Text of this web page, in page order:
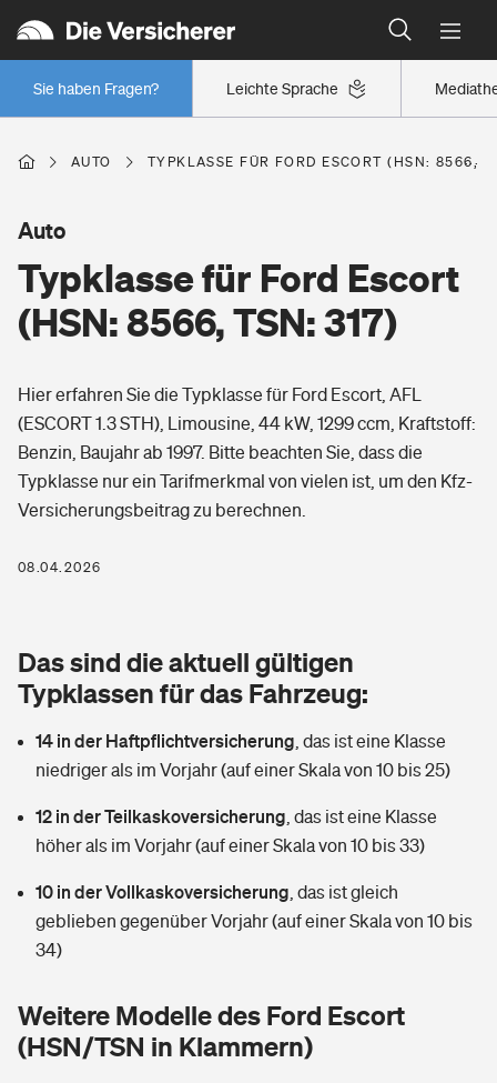
Leichte Sprache
Sie haben Fragen?
Wer versichert was: Jetzt Versicherer finden
Regionalklassen: So ist Ihre Region eingestuft
Wer versichert was: Jetzt Versicherer finden
Berufsunfähigkeitsversicherung
Erwerbsunfähigkeitsversicherung
Grundfähigkeitsversicherung
Arbeitsrechtsschutz
Berufshaftpflichtversicherung
Zur Übersicht
Tools
Wer versichert was: Jetzt Versicherer finden
Sie haben Fragen?
Wohnen
Elementarversicherung
Glasversicherung
Mietkautionsversicherung
Restkreditversicherung
Zur Übersicht
Hochwasser-Check: Wie gefährdet ist Ihr Haus?
Freizeit
Pri­vate Haft­pflicht­
Kinderunfall­ver­si­che­rung
Kinderinvalidität
Reiseversicherung
Pferdehalter-Haftpflicht
Private Cyberversicherung
Gesundheit
Private Krankenversicherung
Dread-Disease-Versicherung
Tierkrankenversicherung
Wer versichert was: Jetzt Versicherer finden
Sie haben Fragen?
Rentenrechner: Wie viel Geld bekomme ich im Alter?
AUTO TYPKLASSE FÜR FORD ESCORT (HSN: 8566,
Typklasse für Ford Escort
(HSN: 8566, TSN: 317)
Auto
Hier erfahren Sie die Typklasse für Ford Escort, AFL
(ESCORT 1.3 STH), Limousine, 44 kW, 1299 ccm, Kraftstoff:
Benzin, Baujahr ab 1997. Bitte beachten Sie, dass die
Typklasse nur ein Tarifmerkmal von vielen ist, um den Kfz-
Versicherungsbeitrag zu berechnen.
08.04.2026
Das sind die aktuell gültigen
Typklassen für das Fahrzeug:
14 in der Haftpflichtversicherung das ist eine Klasse
niedriger als im Vorjahr (auf einer Skala von 10 bis 25)
12 in der Teilkaskoversicherung das ist eine Klasse
höher als im Vorjahr (auf einer Skala von 10 bis 33)
10 in der Vollkaskoversicherung das ist gleich
geblieben gegenüber Vorjahr (auf einer Skala von 10 bis
34)
Weitere Modelle des Ford Escort
(HSN/TSN in Klammern)